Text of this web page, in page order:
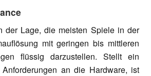
der Lage, die meisten Spiele in der
mit geringen bis mittleren
flüssig darzustellen. Stellt ein
an die Hardware, ist